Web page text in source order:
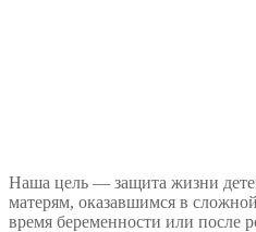
Наша цель — защита жизни
матерям, оказавшимся в
время беременности или после